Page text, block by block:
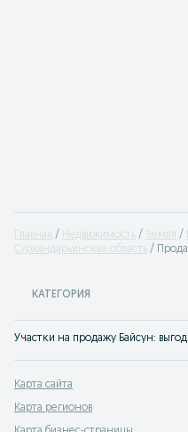
Главная Недвижимость Земля
Сурхандарьинская область
КАТЕГОРИЯ
Участки на продажу Байсун:
Карта сайта
Карта регионов